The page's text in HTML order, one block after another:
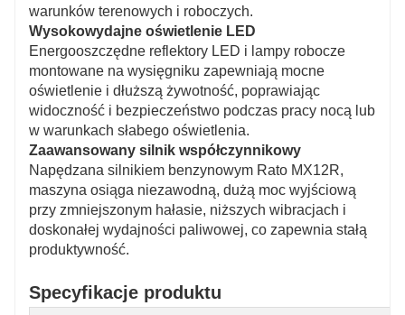
warunków terenowych i roboczych.
Wysokowydajne oświetlenie LED
Energooszczędne reflektory LED i lampy robocze
montowane na wysięgniku zapewniają mocne
oświetlenie i dłuższą żywotność, poprawiając
widoczność i bezpieczeństwo podczas pracy nocą lub
w warunkach słabego oświetlenia.
Zaawansowany silnik współczynnikowy
Napędzana silnikiem benzynowym Rato MX12R,
maszyna osiąga niezawodną, ​​dużą moc wyjściową
przy zmniejszonym hałasie, niższych wibracjach i
doskonałej wydajności paliwowej, co zapewnia stałą
produktywność.
Specyfikacje produktu